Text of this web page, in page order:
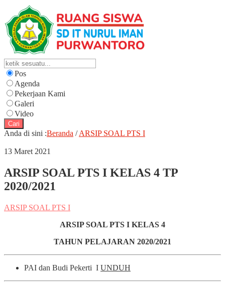
Pos
Agenda
Pekerjaan Kami
Galeri
Video
Cari
Anda di sini :Beranda /ARSIP SOAL PTS I
13 Maret 2021
ARSIP SOAL PTS I KELAS 4 TP
2020/2021
ARSIP SOAL PTS I
ARSIP SOAL PTS I KELAS 4
TAHUN PELAJARAN 2020/2021
PAI dan Budi Pekerti I UNDUH